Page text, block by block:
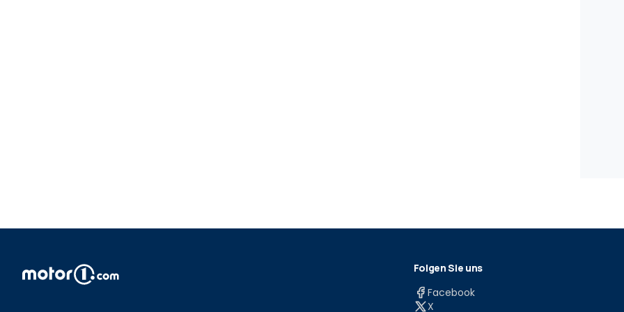
Folgen Sie uns
Facebook
X